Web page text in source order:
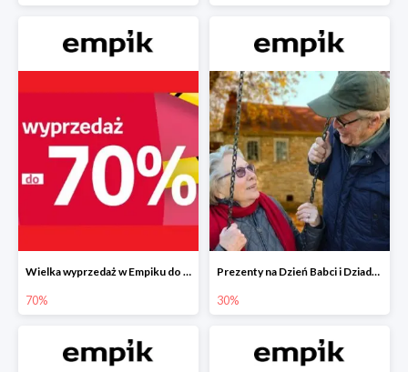
Wielka wyprzedaż w Empiku do -70%
70%
Prezenty na Dzień Babci i Dziadka w Empiku do -30%
30%